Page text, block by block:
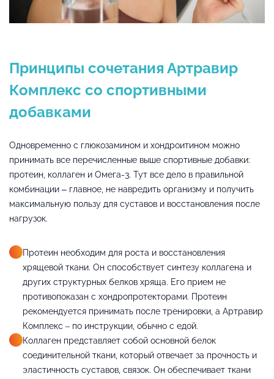
Принципы сочетания Артравир
Комплекс со спортивными
добавками
Одновременно с глюкозамином и хондроитином можно
принимать все перечисленные выше спортивные добавки:
протеин, коллаген и Омега-3. Тут все дело в правильной
комбинации – главное, не навредить организму и получить
максимальную пользу для суставов и восстановления после
нагрузок.
Протеин необходим для роста и восстановления
хрящевой ткани. Он способствует синтезу коллагена и
других структурных белков хряща. Его прием не
противопоказан с хондропротекторами. Протеин
рекомендуется принимать после тренировки, а Артравир
Комплекс – по инструкции, обычно с едой.
Коллаген представляет собой основной белок
соединительной ткани, который отвечает за прочность и
эластичность суставов, связок. Он обеспечивает ткани